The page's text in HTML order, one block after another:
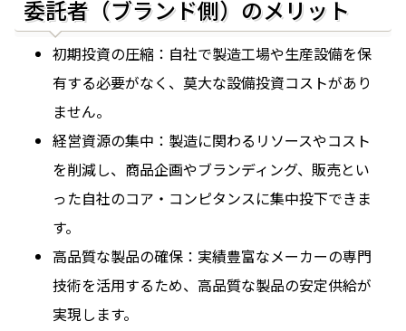
委託者（ブランド側）のメリット
初期投資の圧縮：自社で製造工場や生産設備を保
有する必要がなく、莫大な設備投資コストがあり
ません。
経営資源の集中：製造に関わるリソースやコスト
を削減し、商品企画やブランディング、販売とい
った自社のコア・コンピタンスに集中投下できま
す。
高品質な製品の確保：実績豊富なメーカーの専門
技術を活用するため、高品質な製品の安定供給が
実現します。